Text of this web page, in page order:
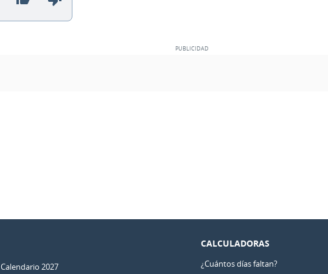
Calendario 2027
CALCULADORAS
¿Cuántos días faltan?